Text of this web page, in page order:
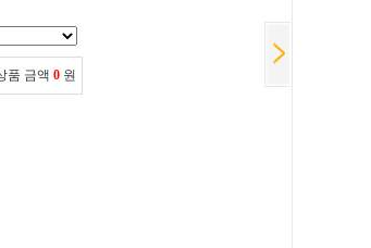
품 금액 0 원